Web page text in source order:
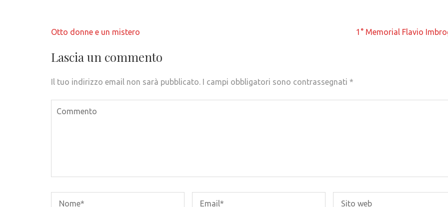
Navigazione
Otto donne e un mistero 1° Memorial Flavio
Lascia un commento
Il tuo indirizzo email non sarà pubblicato. I campi obbligatori sono contrassegnati *